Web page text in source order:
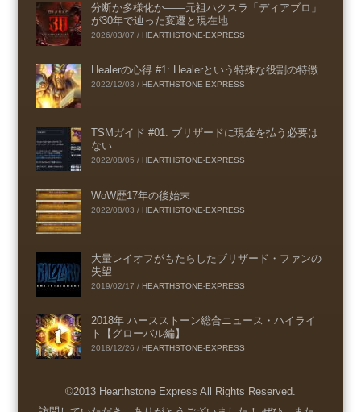
分断か多様化か――元祖ハクスラ「ディアブロ」
が30年で辿った変遷と現在地
2026/03/07 / HEARTHSTONE-EXPRESS
Healerの心得 #1: Healerという特殊な役割の特徴
2022/12/03 / HEARTHSTONE-EXPRESS
TSMガイド #01: ブリザードに現金を払う必要は
ない
2022/08/05 / HEARTHSTONE-EXPRESS
WoW歴17年の後始末
2022/08/03 / HEARTHSTONE-EXPRESS
大量レイオフがもたらしたブリザード・ファンの
失望
2019/02/17 / HEARTHSTONE-EXPRESS
2018年 ハースストーン総合ニュース・ハイライ
ト【グローバル編】
2018/12/26 / HEARTHSTONE-EXPRESS
©2013 Hearthstone Express All Rights Reserved.